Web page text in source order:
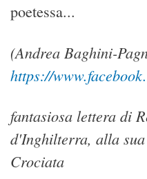
poetessa...
(Andrea Baghini-
https://
fantasiosa lettera di
d'Inghilterra, alla
Crociata